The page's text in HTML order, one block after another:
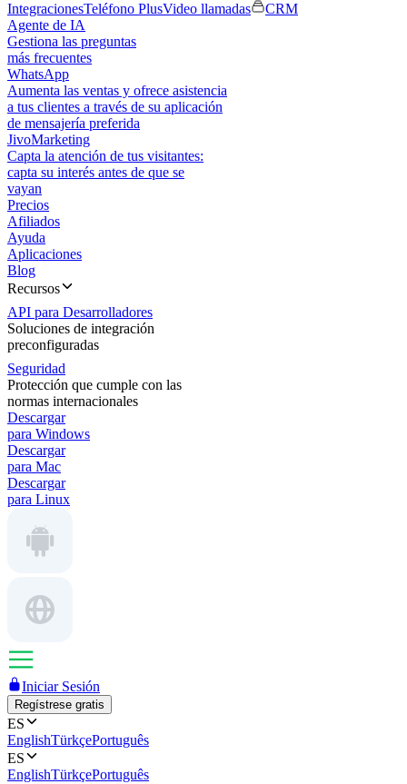
IntegracionesTeléfono PlusVideo llamadas
CRM
Agente de IA
Gestiona las preguntas
más frecuentes
WhatsApp
Aumenta las ventas y ofrece asistencia
a tus clientes a través de su aplicación
de mensajería preferida
JivoMarketing
Capta la atención de tus visitantes:
capta su interés antes de que se
vayan
Precios
Afiliados
Ayuda
Aplicaciones
Blog
Recursos
API para Desarrolladores
Soluciones de integración
preconfiguradas
Seguridad
Protección que cumple con las
normas internacionales
Descargar
para Windows
Descargar
para Mac
Descargar
para Linux
Iniciar Sesión
Regístrese gratis
ES
EnglishTürkçePortuguês
ES
EnglishTürkçePortuguês